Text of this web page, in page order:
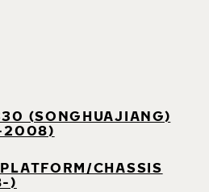
(SONGHUAJIANG)
2008)
CHASSIS
)